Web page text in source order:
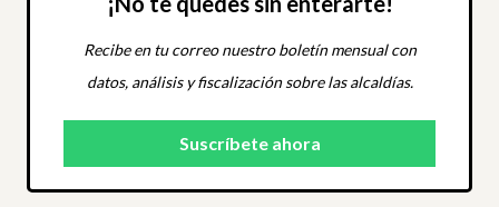
Recibe en tu correo nuestro boletín mensual con
datos, análisis y fiscalización sobre las alcaldías.